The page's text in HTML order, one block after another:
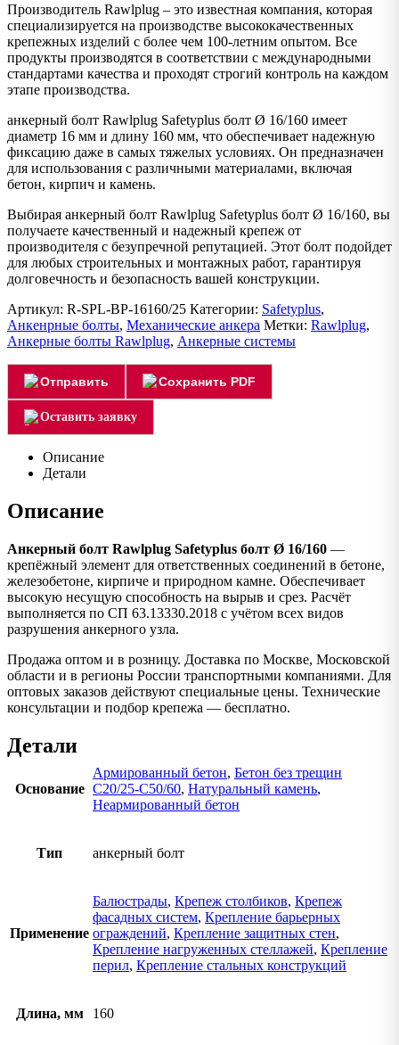
Производитель Rawlplug – это известная компания, которая
специализируется на производстве высококачественных
крепежных изделий с более чем 100-летним опытом. Все
продукты производятся в соответствии с международными
стандартами качества и проходят строгий контроль на каждом
этапе производства.
анкерный болт Rawlplug Safetyplus болт Ø 16/160 имеет
диаметр 16 мм и длину 160 мм, что обеспечивает надежную
фиксацию даже в самых тяжелых условиях. Он предназначен
для использования с различными материалами, включая
бетон, кирпич и камень.
Выбирая анкерный болт Rawlplug Safetyplus болт Ø 16/160, вы
получаете качественный и надежный крепеж от
производителя с безупречной репутацией. Этот болт подойдет
для любых строительных и монтажных работ, гарантируя
долговечность и безопасность вашей конструкции.
Артикул: R-SPL-BP-16160/25 Категории: Safetyplus,
Анкенрные болты, Механические анкера Метки: Rawlplug,
Анкерные болты Rawlplug, Анкерные системы
Отправить Сохранить PDF
Оставить заявку
Описание
Детали
Описание
Анкерный болт Rawlplug Safetyplus болт Ø 16/160 —
крепёжный элемент для ответственных соединений в бетоне,
железобетоне, кирпиче и природном камне. Обеспечивает
высокую несущую способность на вырыв и срез. Расчёт
выполняется по СП 63.13330.2018 с учётом всех видов
разрушения анкерного узла.
Продажа оптом и в розницу. Доставка по Москве, Московской
области и в регионы России транспортными компаниями. Для
оптовых заказов действуют специальные цены. Технические
консультации и подбор крепежа — бесплатно.
Детали
Основание
Армированный бетон, Бетон без трещин
C20/25-C50/60, Натуральный камень,
Неармированный бетон
Тип анкерный болт
Применение
Балюстрады, Крепеж столбиков, Крепеж
фасадных систем, Крепление барьерных
ограждений, Крепление защитных стен,
Крепление нагруженных стеллажей, Крепление
перил, Крепление стальных конструкций
Длина, мм 160